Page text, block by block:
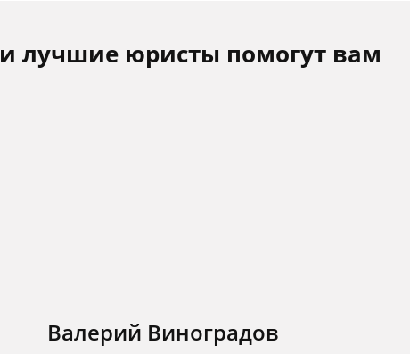
лучшие юристы помогут вам
Валерий Виноградов